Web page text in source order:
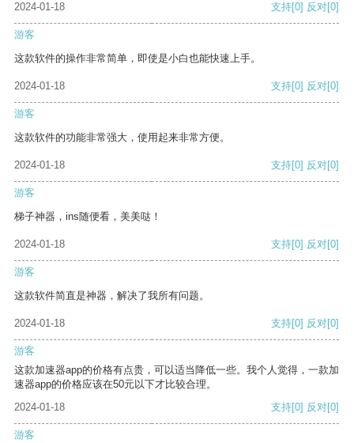
2024-01-18 支持[0] 反对[0]
游客
这款软件的操作非常简单，即使是小白也能快速上手。
2024-01-18 支持[0] 反对[0]
游客
这款软件的功能非常强大，使用起来非常方便。
2024-01-18 支持[0] 反对[0]
游客
梯子神器，ins随便看，美美哒！
2024-01-18 支持[0] 反对[0]
游客
这款软件简直是神器，解决了我所有问题。
2024-01-18 支持[0] 反对[0]
游客
这款加速器app的价格有点贵，可以适当降低一些。我个人觉得，一款加
速器app的价格应该在50元以下才比较合理。
2024-01-18
支持[0] 反对[0]
游客